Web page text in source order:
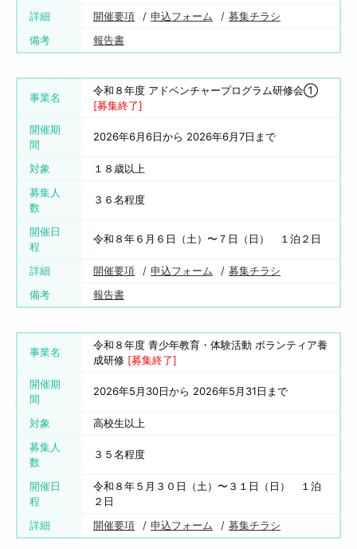
詳細
開催要項 申込フォーム
募集チラシ
備考
報告書
事業名
令和８年度 アドベンチャープログラム研修会①
[募集終了]
開催期
間
2026年6月6日から 2026年6月7日まで
対象
１８歳以上
募集人
数
３６名程度
開催日
程
令和８年６月６日（土）〜７日（日） １泊２日
詳細 開催要項 申込フォーム
募集チラシ
備考
報告書
事業名
令和８年度 青少年教育・体験活動 ボランティア養
成研修 [募集終了]
開催期
間
2026年5月30日から 2026年5月31日まで
対象
高校生以上
募集人
数
３５名程度
開催日
程
令和８年５月３０日（土）〜３１日（日） １泊
２日
詳細
開催要項 申込フォーム 募集チラシ